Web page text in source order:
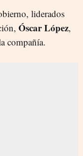
liderados
Óscar López,
compañía.